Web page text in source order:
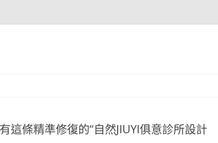
這條精準修復的“自然JIUYI俱意診所設計